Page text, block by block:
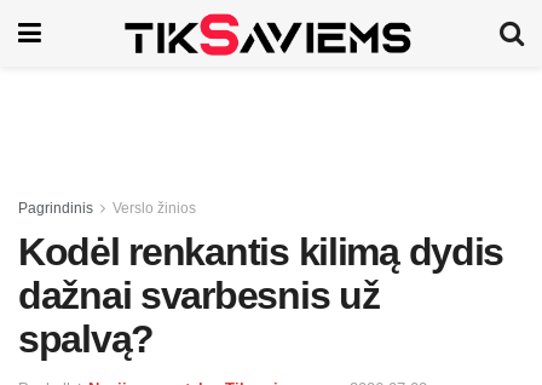
Pagrindinis Verslo žinios
Kodėl renkantis kilimą dydis
dažnai svarbesnis už
spalvą?